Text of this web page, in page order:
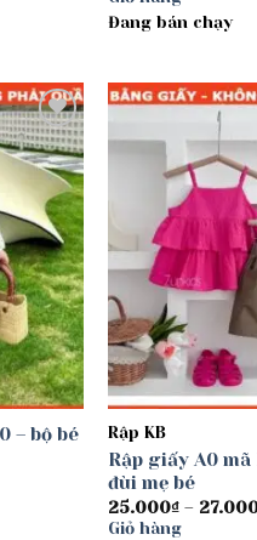
Đang bán chạy
Add to
wishlist
– bộ bé
Rập KB
Rập giấy A0 mã
đùi mẹ bé
25.000₫ –
Giỏ hàng